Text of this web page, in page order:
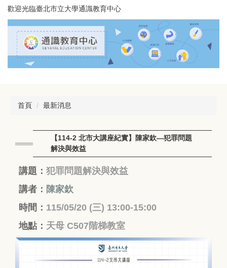
跳
到
主
歡迎光臨臺北市立大學通識教育中心
首頁 最新消息
【114-2 北市大講座紀實】陳家欽—犯罪問題
解決與效益
講題： 犯罪問題解決與效益
講者： 陳家欽
時間： 115/05/20 (三) 13:00-15:00
地點： 天母 C507階梯教室